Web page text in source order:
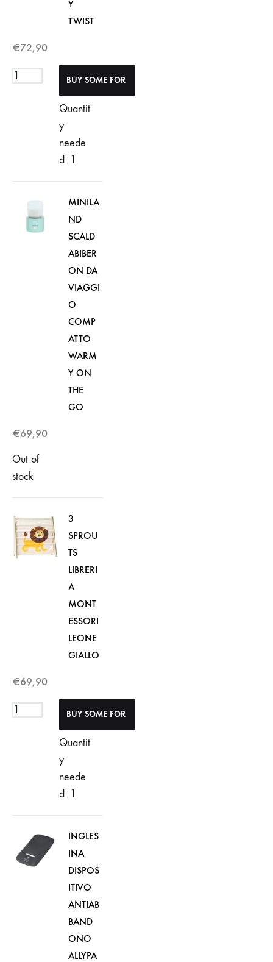
Y
TWIST
€72,90
Quantit
y
neede
d: 1
MINILA
ND
SCALD
ABIBER
ON DA
VIAGGI
O
COMP
ATTO
WARM
Y ON
THE
GO
€69,90
Out of
stock
3
SPROU
TS
LIBRERI
A
MONT
ESSORI
LEONE
GIALLO
€69,90
Quantit
y
neede
d: 1
INGLES
INA
DISPOS
ITIVO
ANTIAB
BAND
ONO
ALLYPA